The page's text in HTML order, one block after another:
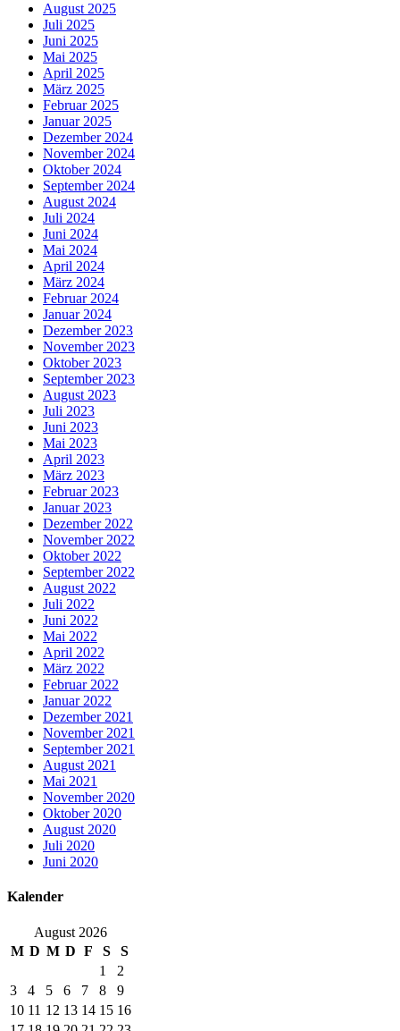
August 2025
Juli 2025
Juni 2025
Mai 2025
April 2025
März 2025
Februar 2025
Januar 2025
Dezember 2024
November 2024
Oktober 2024
September 2024
August 2024
Juli 2024
Juni 2024
Mai 2024
April 2024
März 2024
Februar 2024
Januar 2024
Dezember 2023
November 2023
Oktober 2023
September 2023
August 2023
Juli 2023
Juni 2023
Mai 2023
April 2023
März 2023
Februar 2023
Januar 2023
Dezember 2022
November 2022
Oktober 2022
September 2022
August 2022
Juli 2022
Juni 2022
Mai 2022
April 2022
März 2022
Februar 2022
Januar 2022
Dezember 2021
November 2021
September 2021
August 2021
Mai 2021
November 2020
Oktober 2020
August 2020
Juli 2020
Juni 2020
Kalender
August 2026
M D M D F S
S
1
2
3
4 5 6 7 8
9
10 11 12 13 14 15 16